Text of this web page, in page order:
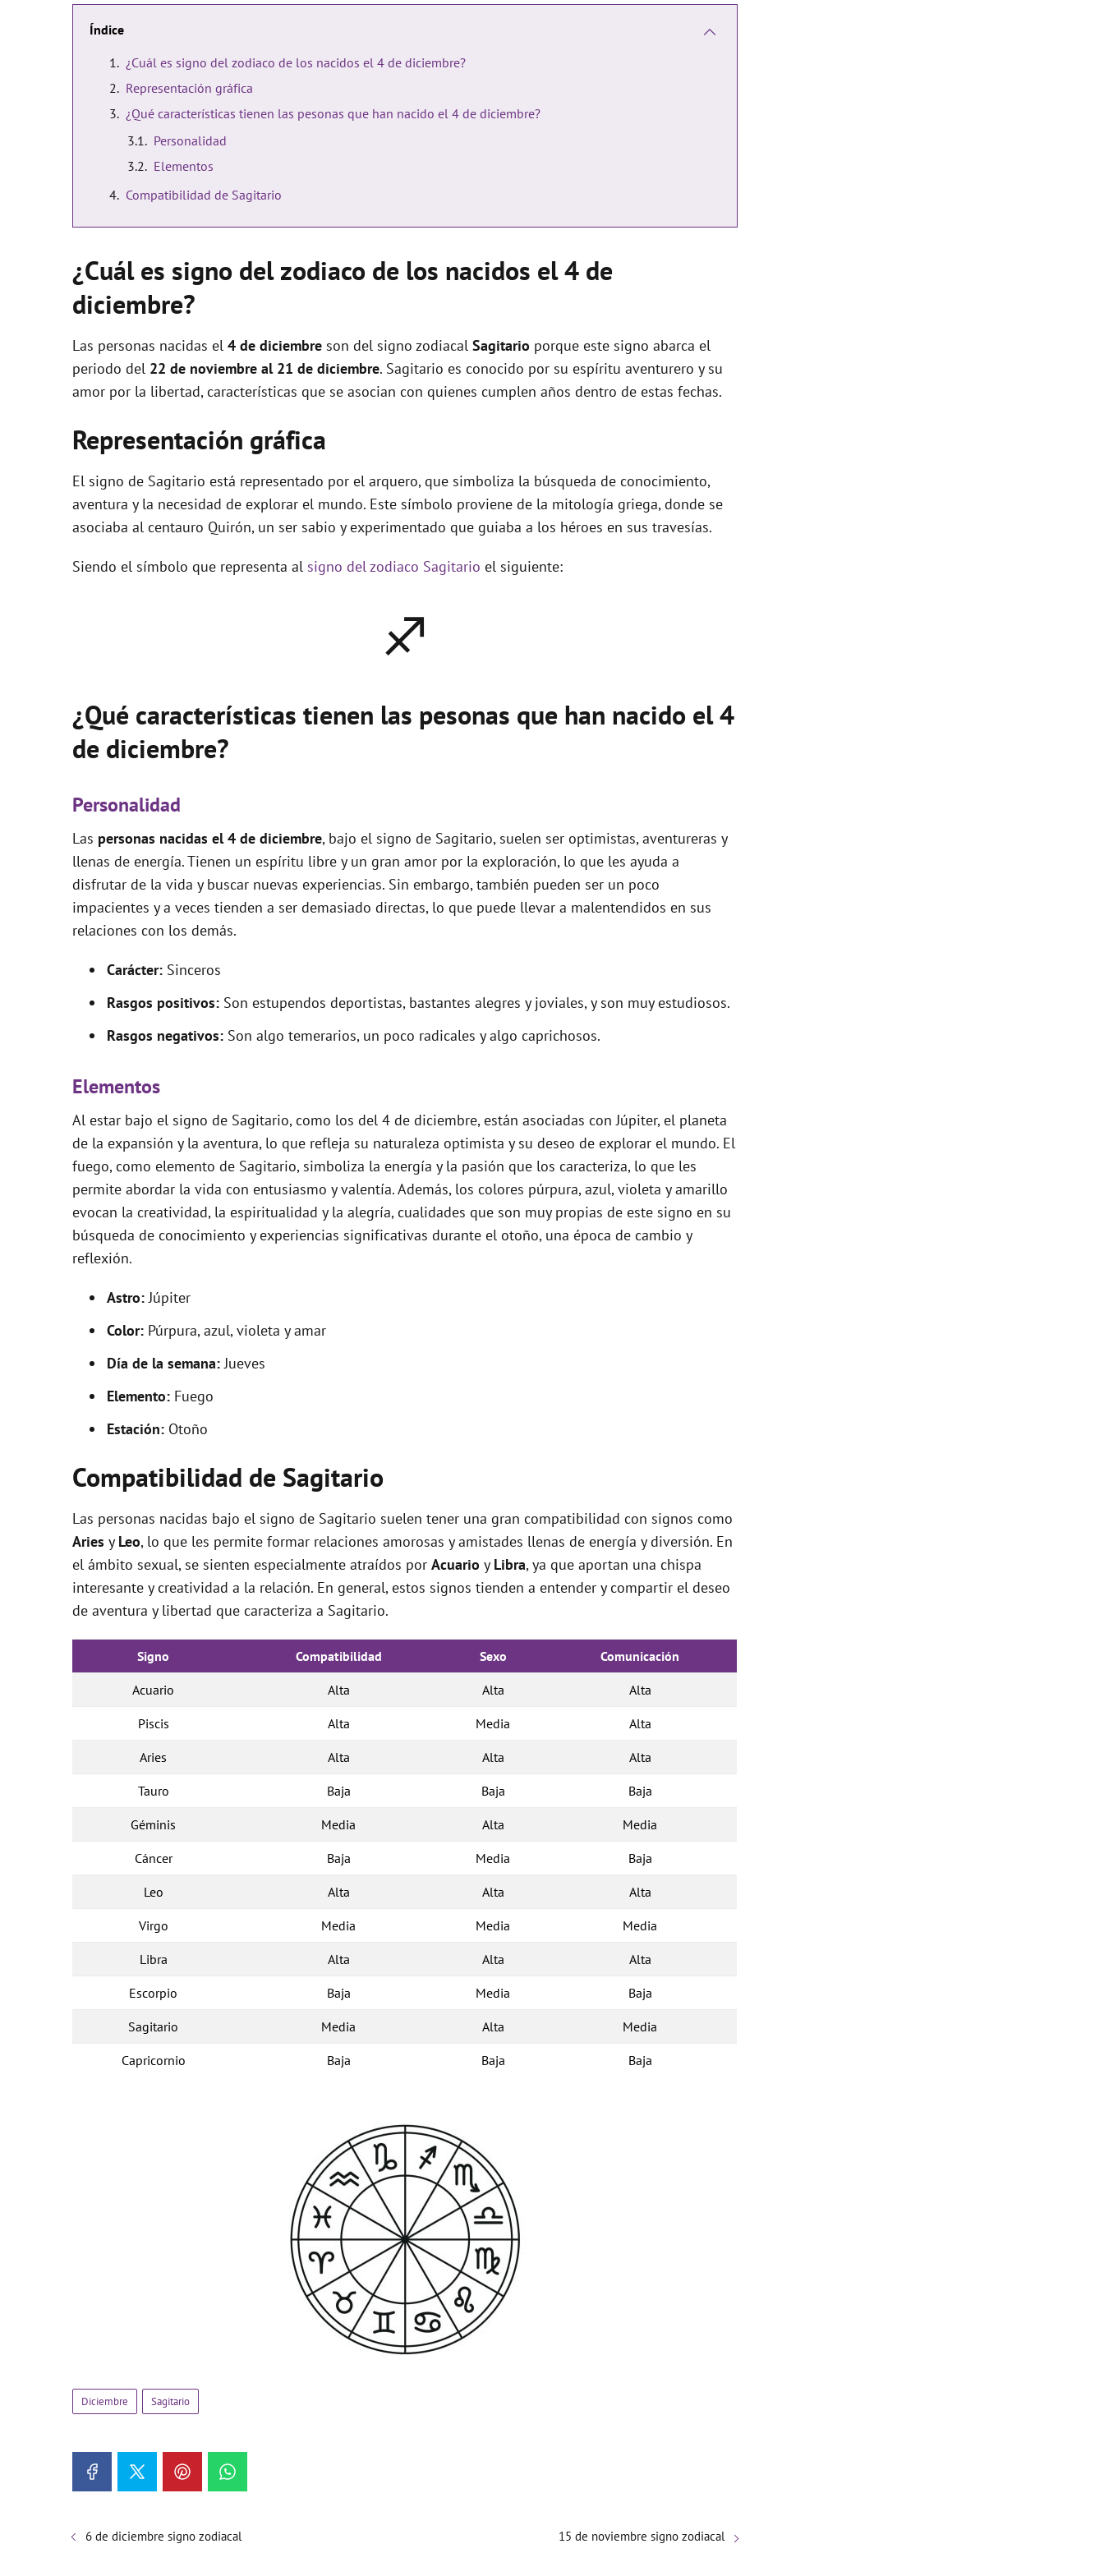
Índice
¿Cuál es signo del zodiaco de los nacidos el 4 de diciembre?
Representación gráfica
¿Qué características tienen las pesonas que han nacido el 4 de diciembre?
Personalidad
Elementos
Compatibilidad de Sagitario
¿Cuál es signo del zodiaco de los nacidos el 4 de
diciembre?
Las personas nacidas el 4 de diciembre son del signo zodiacal Sagitario porque este signo abarca el
periodo del 22 de noviembre al 21 de diciembre. Sagitario es conocido por su espíritu aventurero y su
amor por la libertad, características que se asocian con quienes cumplen años dentro de estas fechas.
Representación gráfica
El signo de Sagitario está representado por el arquero, que simboliza la búsqueda de conocimiento,
aventura y la necesidad de explorar el mundo. Este símbolo proviene de la mitología griega, donde se
asociaba al centauro Quirón, un ser sabio y experimentado que guiaba a los héroes en sus travesías.
Siendo el símbolo que representa al signo del zodiaco Sagitario el siguiente:
♐
¿Qué características tienen las pesonas que han nacido el 4
de diciembre?
Personalidad
Las personas nacidas el 4 de diciembre, bajo el signo de Sagitario, suelen ser optimistas, aventureras y
llenas de energía. Tienen un espíritu libre y un gran amor por la exploración, lo que les ayuda a
disfrutar de la vida y buscar nuevas experiencias. Sin embargo, también pueden ser un poco
impacientes y a veces tienden a ser demasiado directas, lo que puede llevar a malentendidos en sus
relaciones con los demás.
Carácter: Sinceros
Rasgos positivos: Son estupendos deportistas, bastantes alegres y joviales, y son muy estudiosos.
Rasgos negativos: Son algo temerarios, un poco radicales y algo caprichosos.
Elementos
Al estar bajo el signo de Sagitario, como los del 4 de diciembre, están asociadas con Júpiter, el planeta
de la expansión y la aventura, lo que refleja su naturaleza optimista y su deseo de explorar el mundo. El
fuego, como elemento de Sagitario, simboliza la energía y la pasión que los caracteriza, lo que les
permite abordar la vida con entusiasmo y valentía. Además, los colores púrpura, azul, violeta y amarillo
evocan la creatividad, la espiritualidad y la alegría, cualidades que son muy propias de este signo en su
búsqueda de conocimiento y experiencias significativas durante el otoño, una época de cambio y
reflexión.
Astro:Júpiter
Color: Púrpura, azul, violeta y amar
Día de la semana:Jueves
Elemento: Fuego
Estación: Otoño
Compatibilidad de Sagitario
Las personas nacidas bajo el signo de Sagitario suelen tener una gran compatibilidad con signos como
Aries y Leo, lo que les permite formar relaciones amorosas y amistades llenas de energía y diversión. En
el ámbito sexual, se sienten especialmente atraídos por Acuario y Libra, ya que aportan una chispa
interesante y creatividad a la relación. En general, estos signos tienden a entender y compartir el deseo
de aventura y libertad que caracteriza a Sagitario.
Signo Compatibilidad Sexo Comunicación
Acuario Alta Alta Alta
Piscis Alta Media Alta
Aries Alta Alta Alta
Tauro Baja Baja Baja
Géminis Media Alta Media
Cáncer Baja Media Baja
Leo Alta Alta Alta
Virgo Media Media Media
Libra Alta Alta Alta
Escorpio Baja Media Baja
Sagitario Media Alta Media
Capricornio Baja Baja Baja
Diciembre Sagitario
6 de diciembre signo zodiacal 15 de noviembre signo zodiacal